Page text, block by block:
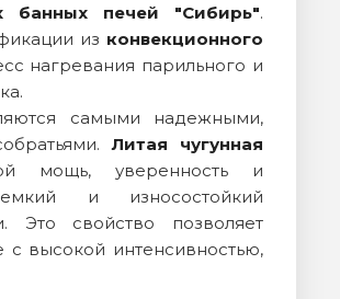
банных печей "Сибирь".
из конвекционного
нагревания парильного и
самыми надежными,
Литая чугунная
мощь, уверенность и
и износостойкий
Это свойство позволяет
высокой интенсивностью,